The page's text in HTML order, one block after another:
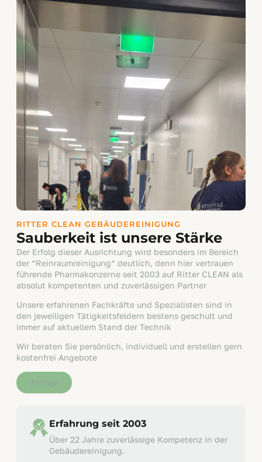
RITTER CLEAN GEBÄUDEREINIGUNG
Sauberkeit ist unsere Stärke
Der Erfolg dieser Ausrichtung wird besonders im Bereich
der “Reinraumreinigung“ deutlich, denn hier vertrauen
führende Pharmakonzerne seit 2003 auf Ritter CLEAN als
absolut kompetenten und zuverlässigen Partner
Unsere erfahrenen Fachkräfte und Spezialisten sind in
den jeweiligen Tätigkeitsfeldern bestens geschult und
immer auf aktuellem Stand der Technik
Wir beraten Sie persönlich, individuell und erstellen gern
kostenfrei Angebote
Anfrage
Erfahrung seit 2003
Über 22 Jahre zuverlässige Kompetenz in der
Gebäudereinigung.